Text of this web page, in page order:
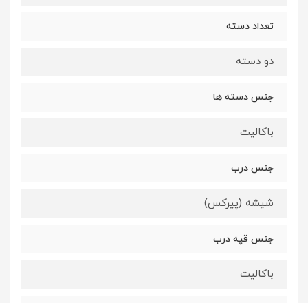
تعداد دسته
دو دسته
جنس دسته ها
باکالیت
جنس درب
شیشه (پیرکس)
جنس قپه درب
باکالیت